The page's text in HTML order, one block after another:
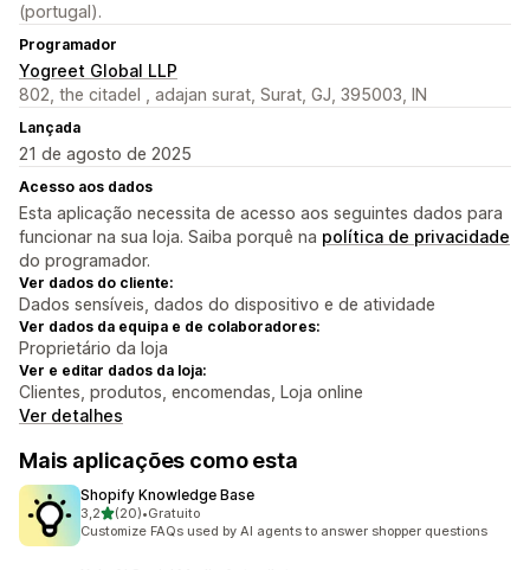
(portugal).
Programador
Yogreet Global LLP
802, the citadel , adajan surat, Surat, GJ, 395003, IN
Lançada
21 de agosto de 2025
Acesso aos dados
Esta aplicação necessita de acesso aos seguintes dados para
funcionar na sua loja. Saiba porquê na política de privacidade
do programador.
Ver dados do cliente:
Dados sensíveis, dados do dispositivo e de atividade
Ver dados da equipa e de colaboradores:
Proprietário da loja
Ver e editar dados da loja:
Clientes, produtos, encomendas, Loja online
Ver detalhes
Mais aplicações como esta
Shopify Knowledge Base
3,2de 5 estrelas
(20)
20 total de avaliações
•Gratuito
Customize FAQs used by AI agents to answer shopper questions